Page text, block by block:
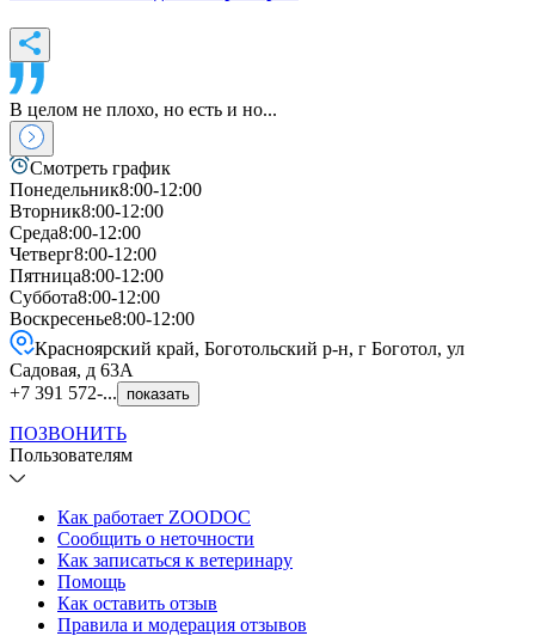
В целом не плохо, но есть и но...
Смотреть график
Понедельник8:00-12:00
Вторник8:00-12:00
Среда8:00-12:00
Четверг8:00-12:00
Пятница8:00-12:00
Суббота8:00-12:00
Воскресенье8:00-12:00
Красноярский край, Боготольский р-н, г Боготол, ул
Садовая, д 63А
+7 391 572-...
показать
ПОЗВОНИТЬ
Пользователям
Как работает ZOODOC
Сообщить о неточности
Как записаться к ветеринару
Помощь
Как оставить отзыв
Правила и модерация отзывов